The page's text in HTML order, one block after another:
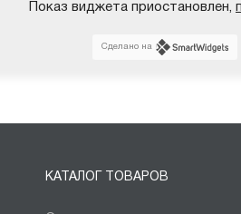
Показ виджета приостановлен,
Сделано на
КАТАЛОГ ТОВАРОВ